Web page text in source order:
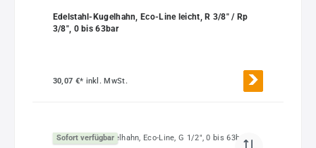
Edelstahl-Kugelhahn, Eco-Line leicht, R 3/8" / Rp
3/8", 0 bis 63bar
30,07 €* inkl. MwSt.
Sofort verfügbar